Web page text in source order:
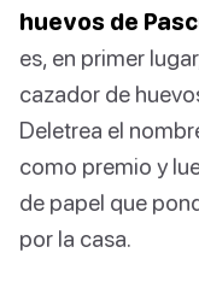
huevos de
es, en primer
cazador de
Deletrea el
como premio y
de papel que
por la casa.